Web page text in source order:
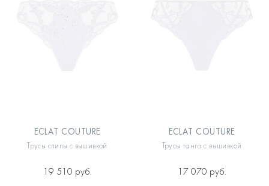
ECLAT COUTURE
Трусы слипы с вышивкой
19 510 руб.
ECLAT COUTURE
Трусы танга с вышивкой
17 070 руб.